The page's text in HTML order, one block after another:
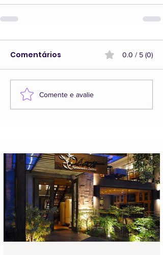
Comentários 0.0 / 5 (0)
Comente e avalie